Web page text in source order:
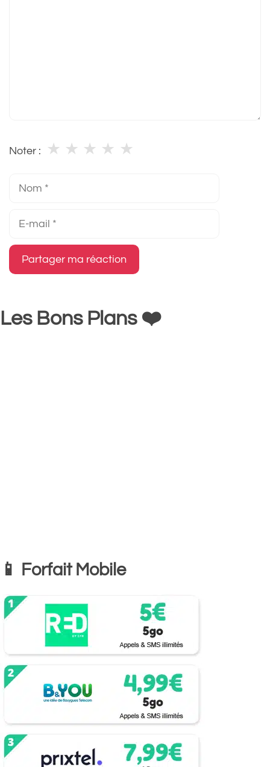
Noter : ★
★
★
★
★
Les Bons Plans ❤️
📱 Forfait Mobile